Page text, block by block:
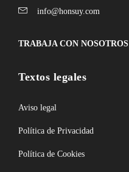
info@honsuy.com
TRABAJA CON NOSOTROS
Textos legales
Aviso legal
Política de Privacidad
Política de Cookies